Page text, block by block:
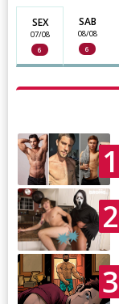
SEX
07/08
6
SAB
08/08
6
1
2
3